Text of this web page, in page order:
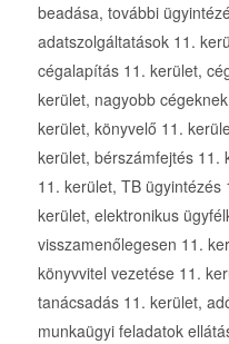
beadása, további
adatszolgáltatások 11.
cégalapítás 11. kerület,
kerület, nagyobb
kerület, könyvelő 11.
kerület, bérszámfejtés 11.
11. kerület, TB
kerület, elektronikus
visszamenőlegesen 11.
könyvvitel vezetése 11.
tanácsadás 11. kerület,
munkaügyi feladatok